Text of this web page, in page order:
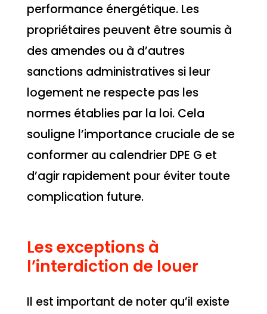
performance énergétique. Les
propriétaires peuvent être soumis à
des amendes ou à d’autres
sanctions administratives si leur
logement ne respecte pas les
normes établies par la loi. Cela
souligne l’importance cruciale de se
conformer au calendrier DPE G et
d’agir rapidement pour éviter toute
complication future.
Les exceptions à
l’interdiction de louer
Il est important de noter qu’il existe